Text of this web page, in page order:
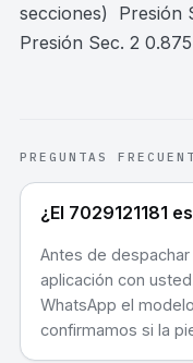
secciones) ​ Presión
Presión Sec. 2
PREGUNTAS
¿El 7029121181
Antes de
aplicación con
WhatsApp el
confirmamos si la